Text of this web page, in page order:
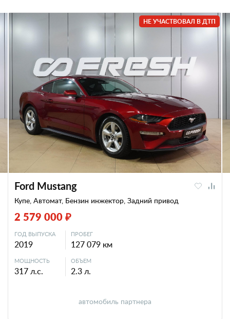
НЕ УЧАСТВОВАЛ В ДТП
Ford Mustang
Купе, Автомат, Бензин инжектор, Задний привод
2 579 000 ₽
ГОД ВЫПУСКА
2019
ПРОБЕГ
127 079 км
МОЩНОСТЬ
317 л.с.
ОБЪЕМ
2.3 л.
автомобиль партнера